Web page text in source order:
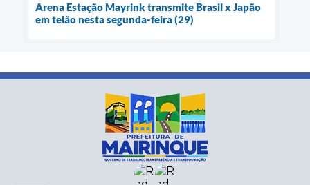
Arena Estação Mayrink transmite Brasil x Japão
em telão nesta segunda-feira (29)